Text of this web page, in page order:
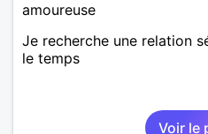
amoureuse
Je recherche une relation
le temps
Voir le